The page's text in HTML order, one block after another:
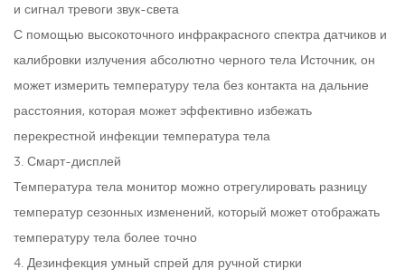
и сигнал тревоги звук-света
С помощью высокоточного инфракрасного спектра датчиков и
калибровки излучения абсолютно черного тела Источник, он
может измерить температуру тела без контакта на дальние
расстояния, которая может эффективно избежать
перекрестной инфекции температура тела
3. Смарт-дисплей
Температура тела монитор можно отрегулировать разницу
температур сезонных изменений, который может отображать
температуру тела более точно
4. Дезинфекция умный спрей для ручной стирки